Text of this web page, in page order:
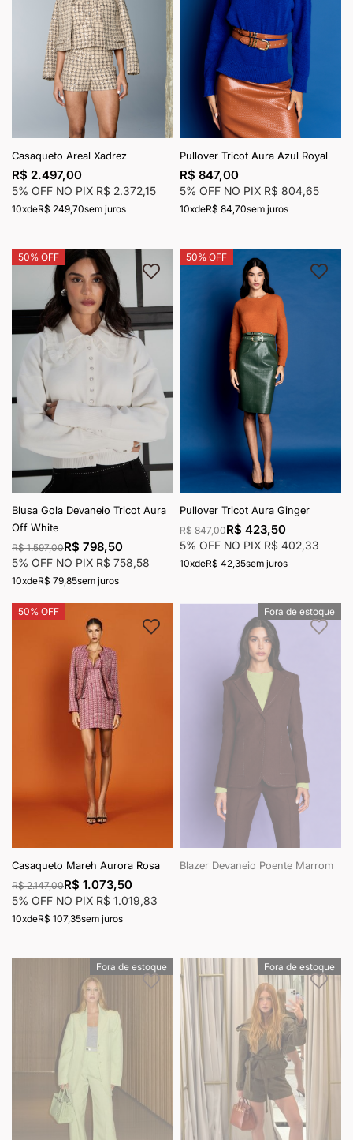
Casaqueto Areal Xadrez
R$ 2.497,00
5% OFF NO PIX R$ 2.372,15
10xdeR$ 249,70sem juros
Pullover Tricot Aura Azul Royal
R$ 847,00
5% OFF NO PIX R$ 804,65
10xdeR$ 84,70sem juros
50% OFF
Blusa Gola Devaneio Tricot Aura
Off White
R$ 1.597,00R$ 798,50
5% OFF NO PIX R$ 758,58
10xdeR$ 79,85sem juros
Adicionar à lista de desejos
50% OFF
Pullover Tricot Aura Ginger
R$ 847,00R$ 423,50
5% OFF NO PIX R$ 402,33
10xdeR$ 42,35sem juros
50% OFF
Casaqueto Mareh Aurora Rosa
R$ 2.147,00R$ 1.073,50
5% OFF NO PIX R$ 1.019,83
10xdeR$ 107,35sem juros
Adicionar à lista de desejos
Fora de estoque
Blazer Devaneio Poente Marrom
Fora de estoque
Adicionar à lista de desejos
Fora de estoque